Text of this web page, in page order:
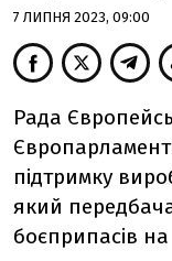
7 ЛИПНЯ 2023, 09:00
Рада
підтримку
який
боєприпасів на